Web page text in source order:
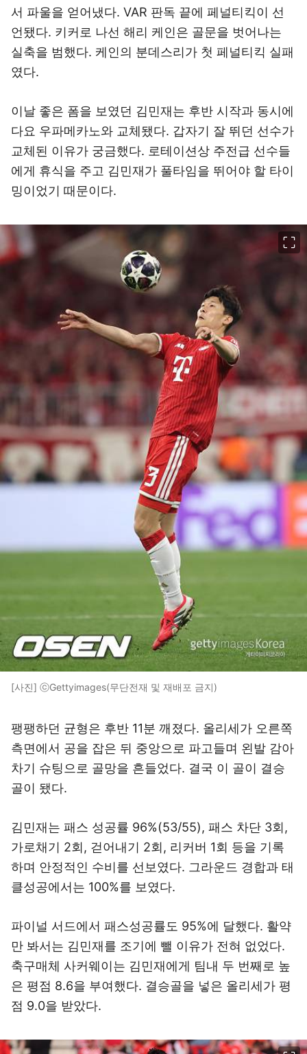
서 파울을 얻어냈다. VAR 판독 끝에 페널티킥이 선
언됐다. 키커로 나선 해리 케인은 골문을 벗어나는
실축을 범했다. 케인의 분데스리가 첫 페널티킥 실패
였다.
이날 좋은 폼을 보였던 김민재는 후반 시작과 동시에
다요 우파메카노와 교체됐다. 갑자기 잘 뛰던 선수가
교체된 이유가 궁금했다. 로테이션상 주전급 선수들
에게 휴식을 주고 김민재가 풀타임을 뛰어야 할 타이
밍이었기 때문이다.
[사진] ⓒGettyimages(무단전재 및 재배포 금지)
팽팽하던 균형은 후반 11분 깨졌다. 올리세가 오른쪽
측면에서 공을 잡은 뒤 중앙으로 파고들며 왼발 감아
차기 슈팅으로 골망을 흔들었다. 결국 이 골이 결승
골이 됐다.
김민재는 패스 성공률 96%(53/55), 패스 차단 3회,
가로채기 2회, 걷어내기 2회, 리커버 1회 등을 기록
하며 안정적인 수비를 선보였다. 그라운드 경합과 태
클성공에서는 100%를 보였다.
파이널 서드에서 패스성공률도 95%에 달했다. 활약
만 봐서는 김민재를 조기에 뺄 이유가 전혀 없었다.
축구매체 사커웨이는 김민재에게 팀내 두 번째로 높
은 평점 8.6을 부여했다. 결승골을 넣은 올리세가 평
점 9.0을 받았다.